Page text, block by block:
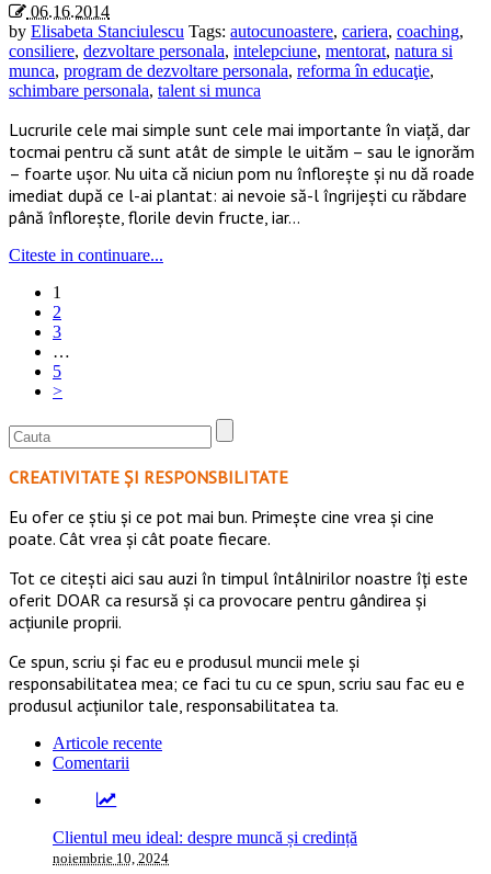
06.16.2014
by Elisabeta Stanciulescu Tags: autocunoastere, cariera, coaching,
consiliere, dezvoltare personala, intelepciune, mentorat, natura si
munca, program de dezvoltare personala, reforma în educaţie,
schimbare personala, talent si munca
Lucrurile cele mai simple sunt cele mai importante în viață, dar
tocmai pentru că sunt atât de simple le uităm – sau le ignorăm
– foarte ușor. Nu uita că niciun pom nu înflorește și nu dă roade
imediat după ce l-ai plantat: ai nevoie să-l îngrijești cu răbdare
până înflorește, florile devin fructe, iar…
Citeste in continuare...
1
2
3
…
5
>
CREATIVITATE ȘI RESPONSBILITATE
Eu ofer ce ştiu şi ce pot mai bun. Primeşte cine vrea şi cine
poate. Cât vrea şi cât poate fiecare.
Tot ce citești aici sau auzi în timpul întâlnirilor noastre îți este
oferit DOAR ca resursă şi ca provocare pentru gândirea și
acţiunile proprii.
Ce spun, scriu și fac eu e produsul muncii mele și
responsabilitatea mea; ce faci tu cu ce spun, scriu sau fac eu e
produsul acțiunilor tale, responsabilitatea ta.
Articole recente
Comentarii
Clientul meu ideal: despre muncă și credință
noiembrie 10, 2024